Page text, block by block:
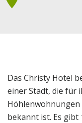
Das Christy Hotel
einer Stadt, die für
bekannt ist. Es